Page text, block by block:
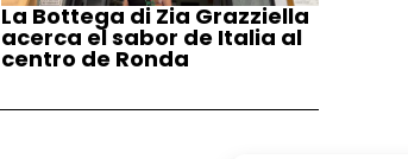
La Bottega di Zia Grazziella
acerca el sabor de Italia al
centro de Ronda